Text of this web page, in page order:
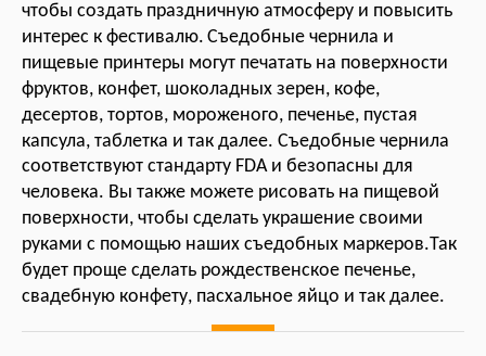
чтобы создать праздничную атмосферу и повысить
интерес к фестивалю. Съедобные чернила и
пищевые принтеры могут печатать на поверхности
фруктов, конфет, шоколадных зерен, кофе,
десертов, тортов, мороженого, печенье, пустая
капсула, таблетка и так далее. Съедобные чернила
соответствуют стандарту FDA и безопасны для
человека. Вы также можете рисовать на пищевой
поверхности, чтобы сделать украшение своими
руками с помощью наших съедобных маркеров.Так
будет проще сделать рождественское печенье,
свадебную конфету, пасхальное яйцо и так далее.